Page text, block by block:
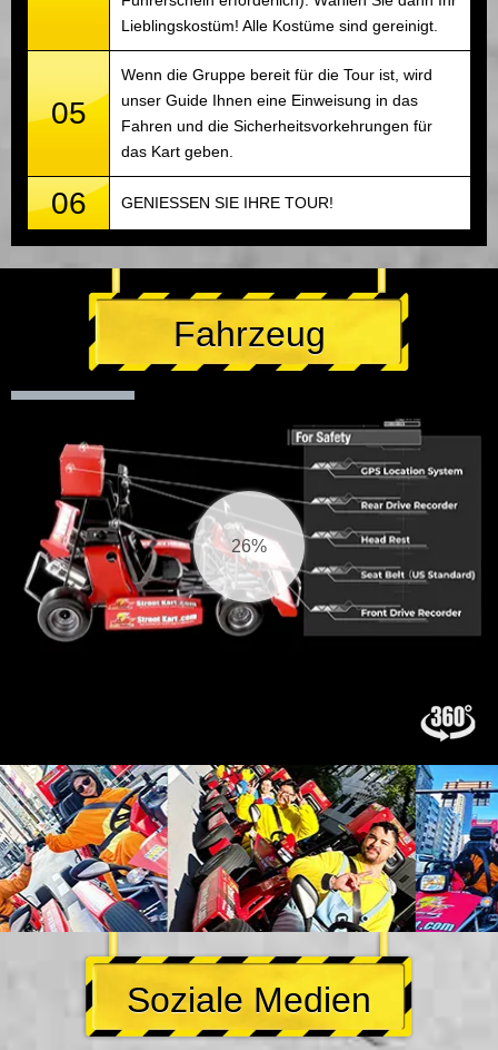
Lieblingskostüm! Alle Kostüme sind gereinigt.
05
Wenn die Gruppe bereit für die Tour ist, wird
unser Guide Ihnen eine Einweisung in das
Fahren und die Sicherheitsvorkehrungen für
das Kart geben.
06 GENIESSEN SIE IHRE TOUR!
Fahrzeug
27%
Soziale Medien